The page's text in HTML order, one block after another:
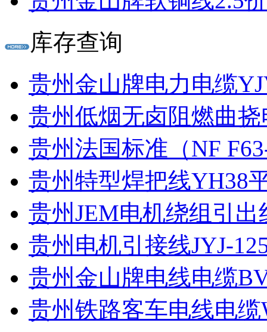
库存查询
贵州金山牌电力电缆
贵州低烟无卤阻燃曲
贵州法国标准（NF
贵州特型焊把线YH38
贵州JEM电机绕组引出
贵州电机引接线JYJ-
贵州金山牌电线电缆
贵州铁路客车电线电